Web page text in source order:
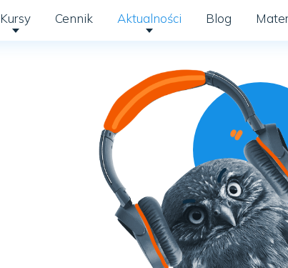
Kursy Cennik Aktualności Blog